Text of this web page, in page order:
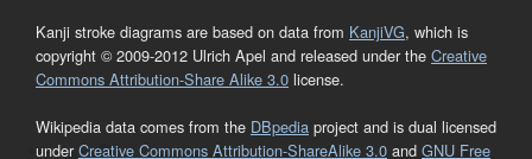
Kanji stroke diagrams are based on data from KanjiVG, which is
copyright © 2009-2012 Ulrich Apel and released under the Creative
Commons Attribution-Share Alike 3.0 license.
Wikipedia data comes from the DBpedia project and is dual licensed
underCreative Commons Attribution-ShareAlike 3.0 and GNU Free